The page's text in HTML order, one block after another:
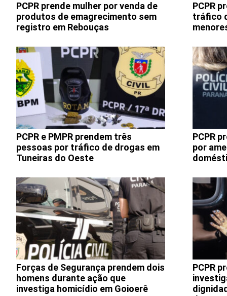
PCPR prende mulher por venda de
produtos de emagrecimento sem
registro em Rebouças
PCPR
tráfico
PCPR e PMPR prendem três
pessoas por tráfico de drogas em
Tuneiras do Oeste
PCPR
por
Forças de Segurança prendem dois
homens durante ação que
investiga homicídio em Goioerê
PCPR